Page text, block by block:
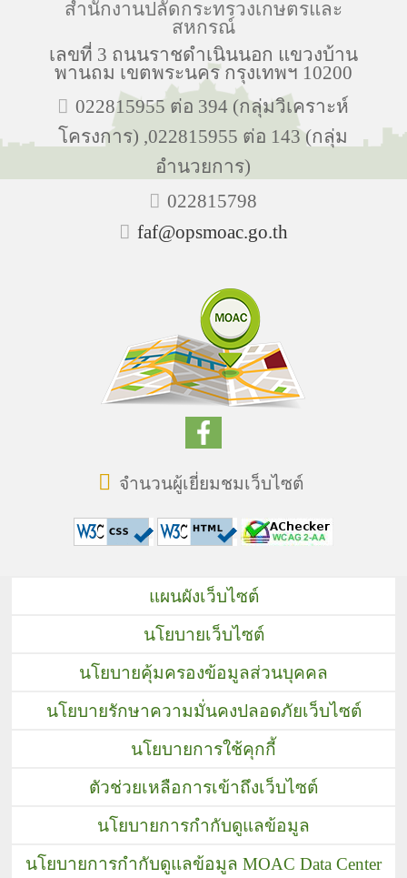
สำนักงานปลัดกระทรวงเกษตรและ
สหกรณ์
เลขที่ 3 ถนนราชดำเนินนอก แขวงบ้าน
พานถม เขตพระนคร กรุงเทพฯ 10200
022815955 ต่อ 394 (กลุ่มวิเคราะห์
โครงการ) ,022815955 ต่อ 143 (กลุ่ม
อำนวยการ)
022815798
faf@opsmoac.go.th
จำนวนผู้เยี่ยมชมเว็บไซต์
แผนผังเว็บไซต์
นโยบายเว็บไซต์
นโยบายคุ้มครองข้อมูลส่วนบุคคล
นโยบายรักษาความมั่นคงปลอดภัยเว็บไซต์
นโยบายการใช้คุกกี้
ตัวช่วยเหลือการเข้าถึงเว็บไซต์
นโยบายการกำกับดูแลข้อมูล
นโยบายการกำกับดูแลข้อมูล MOAC Data Center